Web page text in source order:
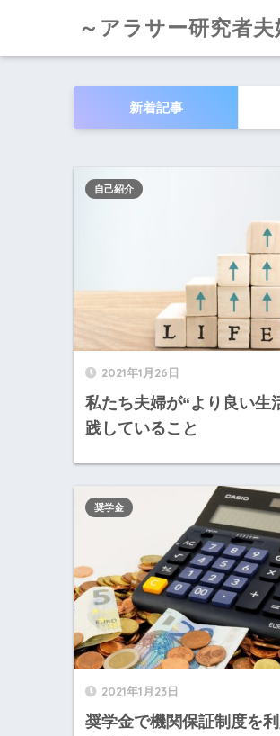
～アラサー研究者
新着記事
2021年1月26日
私たち夫婦が“より良い生
践していること
自己紹介
2021年1月23日
奨学金で機関保証制度を
奨学金